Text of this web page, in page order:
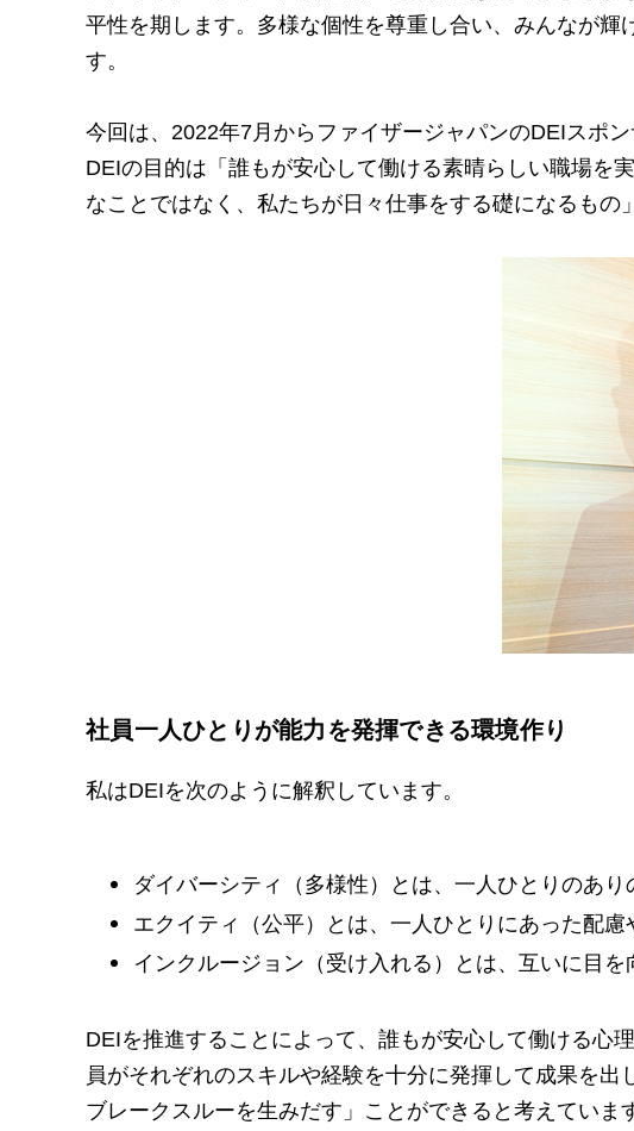
平性を期します。多様な個性を尊重し合い、みんなが
す。
今回は、2022年7月からファイザージャパンのDEIスポ
DEIの目的は「誰もが安心して働ける素晴らしい職場を
なことではなく、私たちが日々仕事をする礎になるもの
社員一人ひとりが能力を発揮できる環境作り
私はDEIを次のように解釈しています。
ダイバーシティ（多様性）とは、一人ひとりのあり
エクイティ（公平）とは、一人ひとりにあった配
インクルージョン（受け入れる）とは、互いに目
DEIを推進することによって、誰もが安心して働ける心
員がそれぞれのスキルや経験を十分に発揮して成果を
ブレークスルーを生みだす」ことができると考えていま